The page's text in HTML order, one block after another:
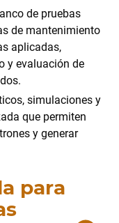
de pruebas
de mantenimiento
aplicadas,
y evaluación de
simulaciones y
que permiten
y generar
para